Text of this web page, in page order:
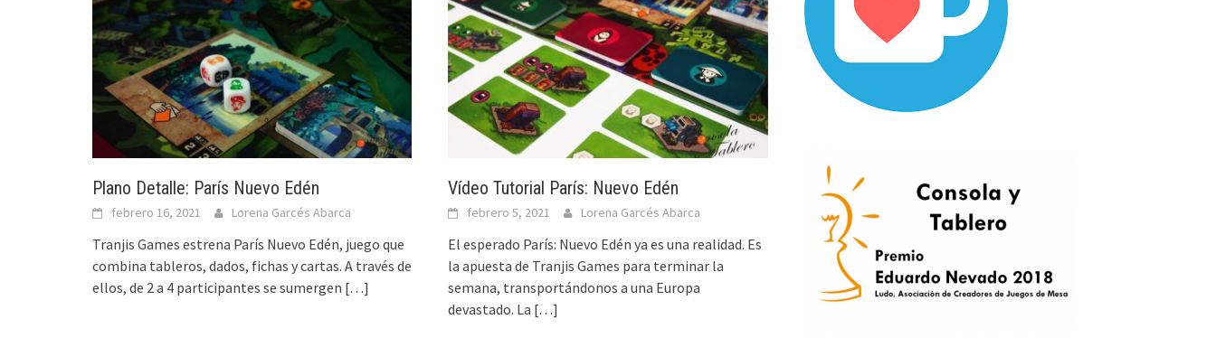
Plano Detalle: París Nuevo Edén
febrero 16, 2021 Lorena Garcés Abarca
Tranjis Games estrena París Nuevo Edén, juego que
combina tableros, dados, fichas y cartas. A través de
ellos, de 2 a 4 participantes se sumergen […]
Vídeo Tutorial París: Nuevo Edén
febrero 5, 2021 Lorena Garcés Abarca
El esperado París: Nuevo Edén ya es una realidad. Es
la apuesta de Tranjis Games para terminar la
semana, transportándonos a una Europa
devastado. La […]